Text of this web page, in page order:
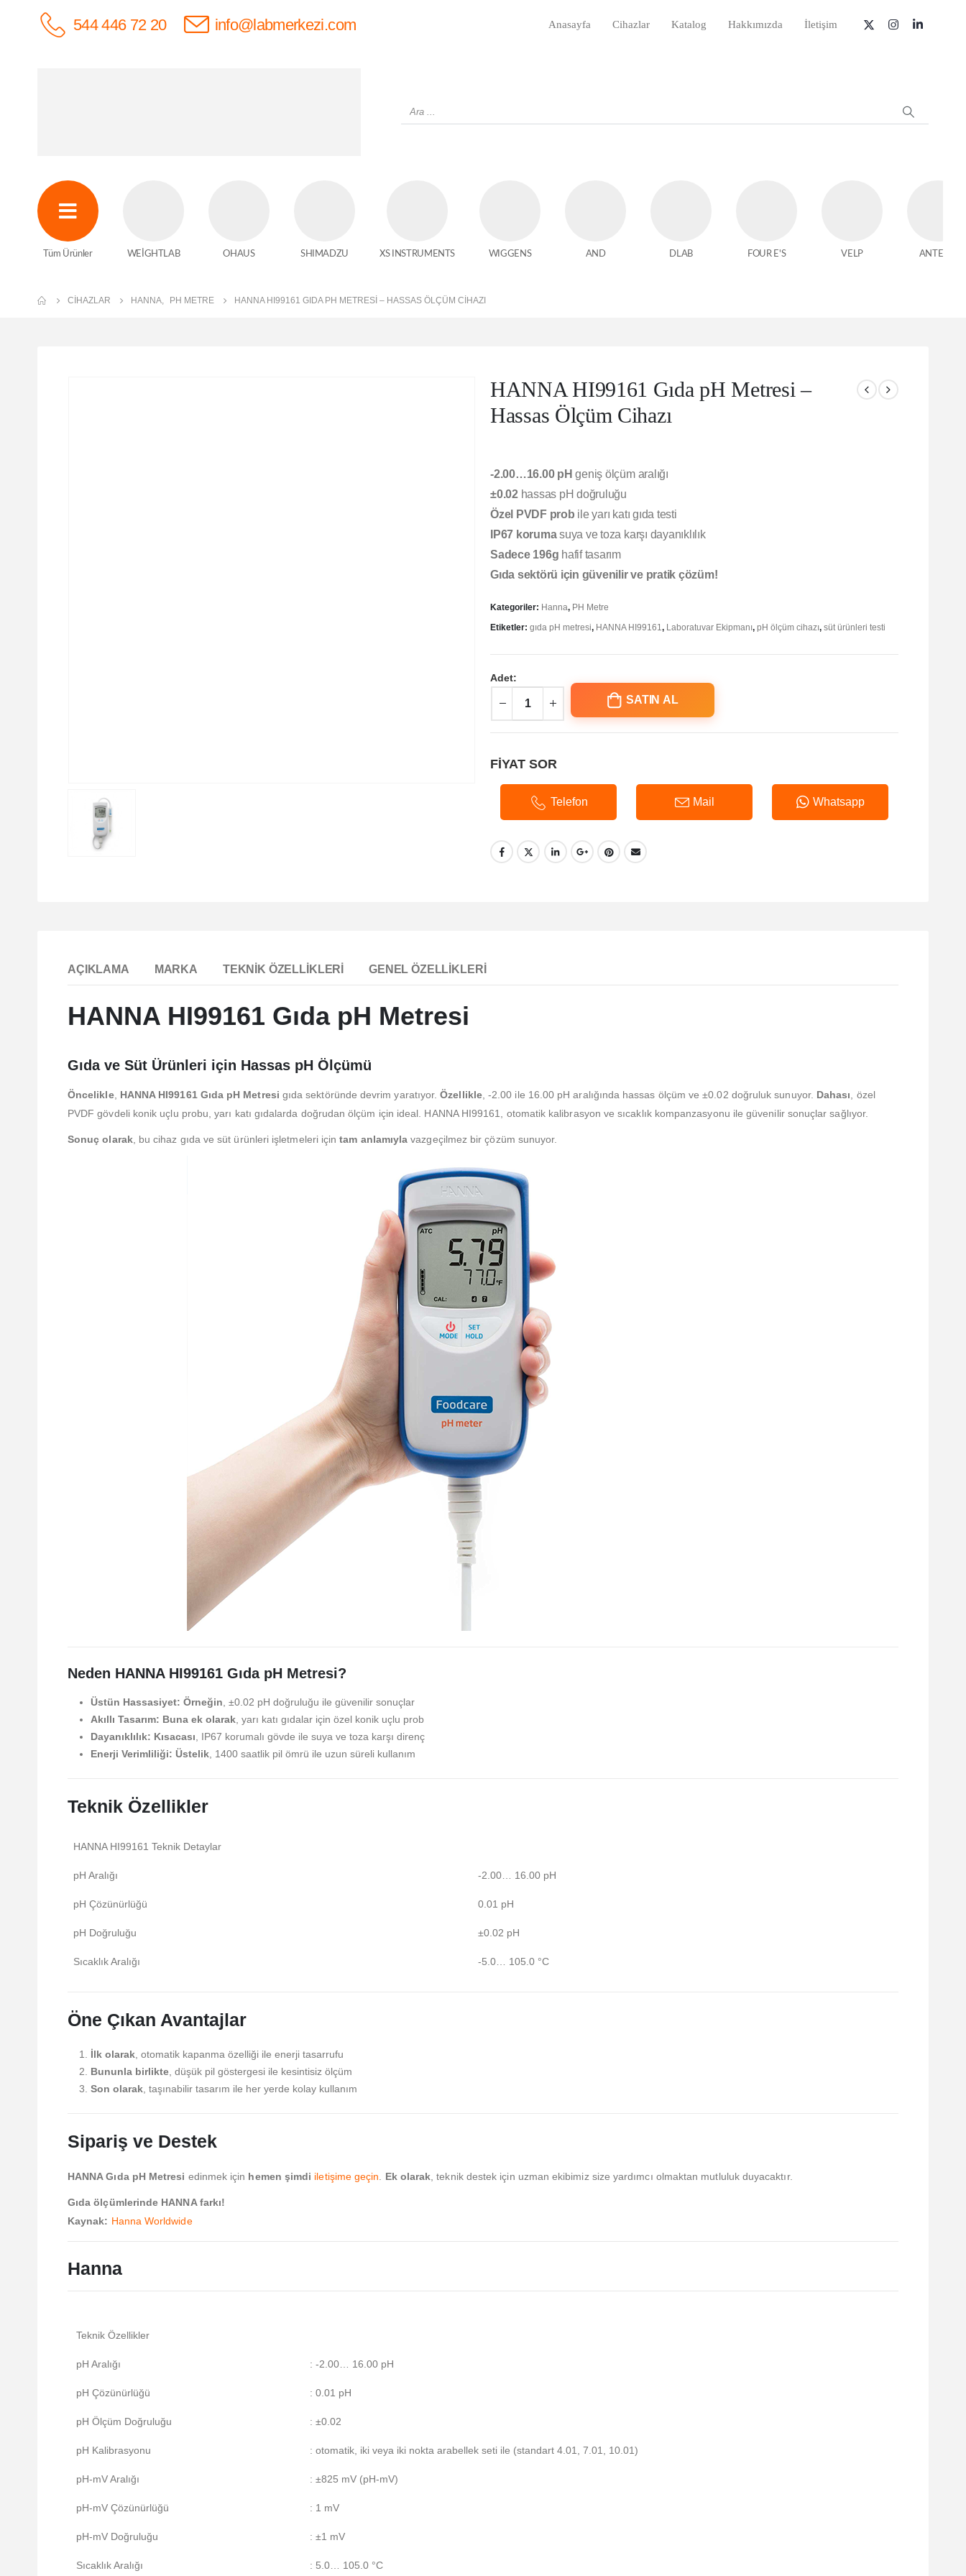
info@labmerkezi.com
544 446 72 20 Anasayfa Cihazlar Katalog Hakkımızda İletişim
Tüm Ürünler WEİGHTLAB OHAUS SHIMADZU XS INSTRUMENTS WIGGENS AND DLAB FOUR E'S VELP ANTECH
CIHAZLAR HANNA PH METRE HANNA HI99161 GIDA PH METRESI – HASSAS ÖLÇÜM CIHAZI
HANNA HI99161 Gıda pH Metresi –
Hassas Ölçüm Cihazı
-2.00…16.00 pH geniş ölçüm aralığı
±0.02hassas pH doğruluğu
Özel PVDF prob ile yarı katı gıda testi
IP67 korumasuya ve toza karşı dayanıklılık
Sadece 196g hafif tasarım
Gıda sektörü için güvenilir ve pratik çözüm!
Kategoriler: Hanna, PH Metre
Etiketler: gıda pH metresi, HANNA HI99161 , Laboratuvar Ekipmanı, pH ölçüm cihazı, süt ürünleri testi
Adet:
SATIN AL
FİYAT SOR
Telefon Mail Whatsapp
AÇIKLAMA MARKA TEKNIK ÖZELLIKLERI GENEL ÖZELLIKLERI
HANNA HI99161 Gıda pH Metresi
Gıda ve Süt Ürünleri için Hassas pH Ölçümü
Öncelikle, HANNA HI99161 Gıda pH Metresi gıda sektöründe devrim yaratıyor.Özellikle, -2.00 ile 16.00 pH aralığında hassas ölçüm ve ±0.02 doğruluk sunuyor. Dahası , özel
PVDF gövdeli konik uçlu probu, yarı katı gıdalarda doğrudan ölçüm için ideal. HANNA HI99161, otomatik kalibrasyon ve sıcaklık kompanzasyonu ile güvenilir sonuçlar sağlıyor.
Sonuç olarak, bu cihaz gıda ve süt ürünleri işletmeleri içintam anlamıyla vazgeçilmez bir çözüm sunuyor.
Neden HANNA HI99161 Gıda pH Metresi?
Üstün Hassasiyet: Örneğin , ±0.02 pH doğruluğu ile güvenilir sonuçlar
Akıllı Tasarım: Buna ek olarak , yarı katı gıdalar için özel konik uçlu prob
Dayanıklılık: Kısacası , IP67 korumalı gövde ile suya ve toza karşı direnç
Enerji Verimliliği: Üstelik , 1400 saatlik pil ömrü ile uzun süreli kullanım
Teknik Özellikler
HANNA HI99161 Teknik Detaylar
pH Aralığı -2.00… 16.00 pH
pH Çözünürlüğü 0.01 pH
pH Doğruluğu ±0.02 pH
Sıcaklık Aralığı -5.0… 105.0 °C
Öne Çıkan Avantajlar
İlk olarak , otomatik kapanma özelliği ile enerji tasarrufu
Bununla birlikte , düşük pil göstergesi ile kesintisiz ölçüm
Son olarak , taşınabilir tasarım ile her yerde kolay kullanım
Sipariş ve Destek
HANNA Gıda pH Metresi edinmek için hemen şimdi iletişime geçin Ek olarak , teknik destek için uzman ekibimiz size yardımcı olmaktan mutluluk duyacaktır.
Gıda ölçümlerinde HANNA farkı!
Kaynak: Hanna Worldwide
Hanna
Teknik Özellikler
pH Aralığı : -2.00… 16.00 pH
pH Çözünürlüğü : 0.01 pH
pH Ölçüm Doğruluğu : ±0.02
pH Kalibrasyonu : otomatik, iki veya iki nokta arabellek seti ile (standart 4.01, 7.01, 10.01)
pH-mV Aralığı : ±825 mV (pH-mV)
pH-mV Çözünürlüğü : 1 mV
pH-mV Doğruluğu : ±1 mV
Sıcaklık Aralığı : 5.0… 105.0 °C